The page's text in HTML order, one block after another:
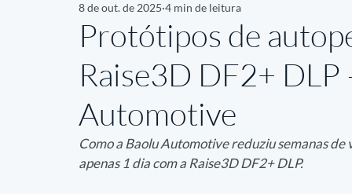
Protótipos de
Raise3D DF2+ DLP
Automotive
8 de out. de 2025 4 min de leitura
Como a Baolu Automotive reduziu semanas
apenas 1 dia com a Raise3D DF2+ DLP.